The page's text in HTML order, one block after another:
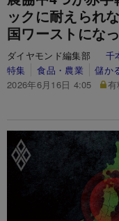
ックに耐えられ
国ワーストにな
ダイヤモンド編集部 千
特集
食品・農業
儲か
2026年6月16日 4:05